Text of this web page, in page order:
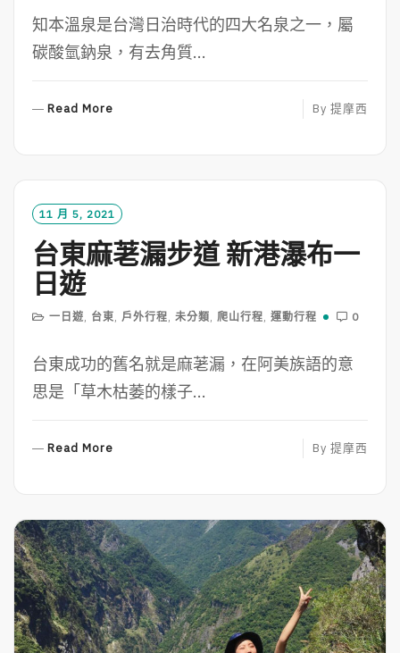
知本溫泉是台灣日治時代的四大名泉之一，屬
碳酸氫鈉泉，有去角質...
Read More
O
R
E
By 提摩西
11 月 5, 2021
台東麻荖漏步道 新港瀑布一
日遊
一日遊, 台東, 戶外行程, 未分類, 爬山行程, 運動行程 0
台東成功的舊名就是麻荖漏，在阿美族語的意
思是「草木枯萎的樣子...
Read More
M
O
R
E
By 提摩西